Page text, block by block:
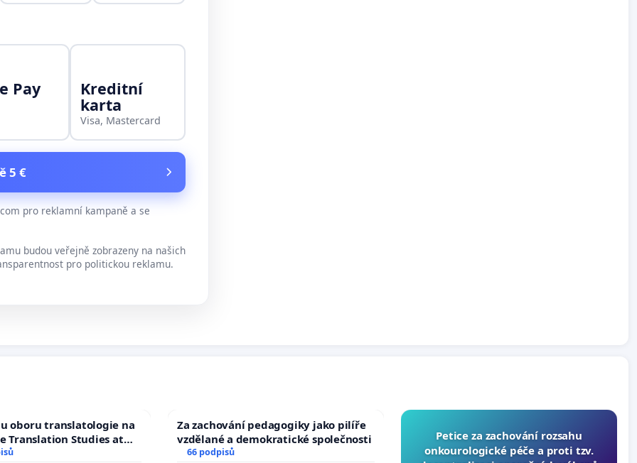
Pay Kreditní
karta
Visa, Mastercard
5 €
pro reklamní kampaně a se
budou veřejně zobrazeny na našich
pro politickou reklamu.
oboru translatologie na
Translation Studies at
of Arts, Charles
Za zachování pedagogiky jako pilíře
vzdělané a demokratické společnosti
66 podpisů
Petice za zachování rozsahu
onkourologické péče a proti tzv.